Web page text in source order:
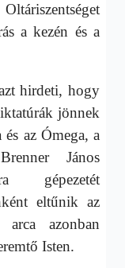
a kezén és a
hirdeti, hogy
jönnek
az Ómega, a
János
gépezetét
eltűnik az
azonban
Isten.